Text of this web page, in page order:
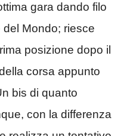
gara dando filo
Mondo; riesce
posizione dopo il
corsa appunto
bis di quanto
con la differenza